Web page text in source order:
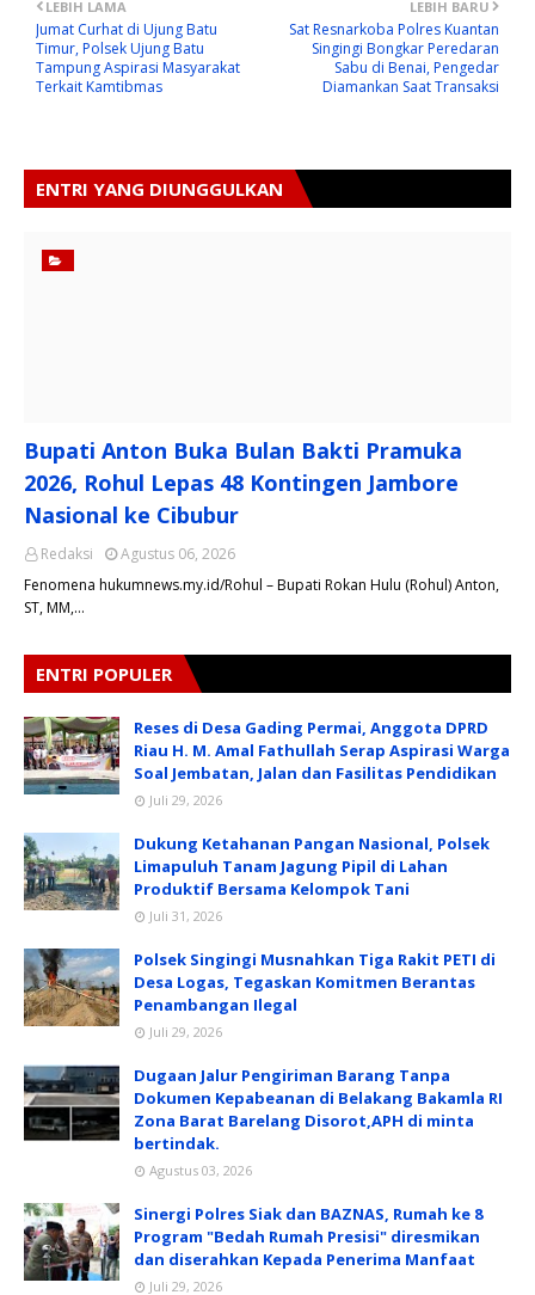
LEBIH BARU
Sat Resnarkoba Polres Kuantan
Singingi Bongkar Peredaran
Sabu di Benai, Pengedar
Diamankan Saat Transaksi
LEBIH LAMA
Jumat Curhat di Ujung Batu
Timur, Polsek Ujung Batu
Tampung Aspirasi Masyarakat
Terkait Kamtibmas
ENTRI YANG DIUNGGULKAN
Bupati Anton Buka Bulan Bakti Pramuka
2026, Rohul Lepas 48 Kontingen Jambore
Nasional ke Cibubur
Redaksi
Agustus 06, 2026
​Fenomena hukumnews.my.id/Rohul – Bupati Rokan Hulu (Rohul) Anton,
ST, MM,…
ENTRI POPULER
Reses di Desa Gading Permai, Anggota DPRD
Riau H. M. Amal Fathullah Serap Aspirasi Warga
Soal Jembatan, Jalan dan Fasilitas Pendidikan
Juli 29, 2026
Dukung Ketahanan Pangan Nasional, Polsek
Limapuluh Tanam Jagung Pipil di Lahan
Produktif Bersama Kelompok Tani
Juli 31, 2026
Polsek Singingi Musnahkan Tiga Rakit PETI di
Desa Logas, Tegaskan Komitmen Berantas
Penambangan Ilegal
Juli 29, 2026
Dugaan Jalur Pengiriman Barang Tanpa
Dokumen Kepabeanan di Belakang Bakamla RI
Zona Barat Barelang Disorot,APH di minta
bertindak.
Agustus 03, 2026
Sinergi Polres Siak dan BAZNAS, Rumah ke 8
Program "Bedah Rumah Presisi" diresmikan
dan diserahkan Kepada Penerima Manfaat
Juli 29, 2026